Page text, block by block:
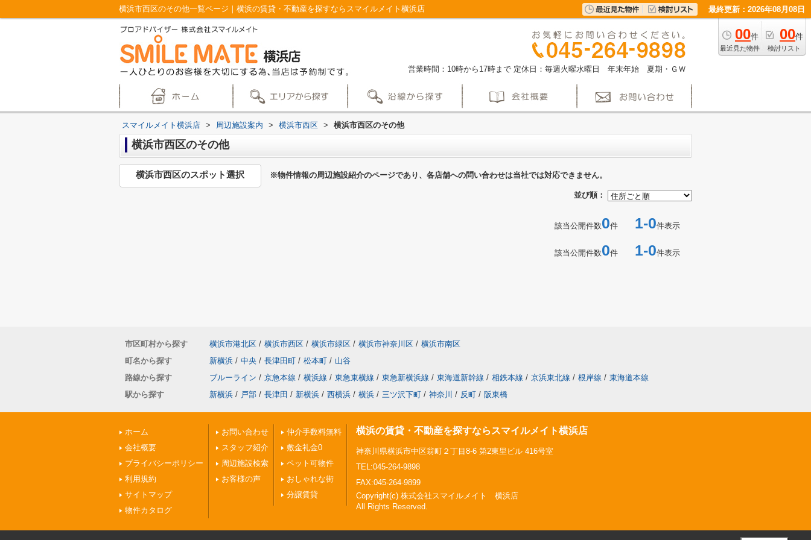
横浜市西区のその他一覧ページ｜横浜の賃貸・不動産を探すならスマイルメイト横浜店 最終更新：2026年08月08日
00件
最近見た物件
00件
検討リスト
営業時間：10時から17時まで 定休日：毎週火曜水曜日 年末年始 夏期・ＧＷ
スマイルメイト横浜店 > 周辺施設案内 > 横浜市西区 > 横浜市西区のその他
横浜市西区のその他
※物件情報の周辺施設紹介のページであり、各店舗への問い合わせは当社では対応できません。
並び順：
該当公開件数0件 1-0件表示
該当公開件数0件 1-0件表示
横浜市西区のスポット選択
市区町村から探す 横浜市港北区 / 横浜市西区 / 横浜市緑区 / 横浜市神奈川区 / 横浜市南区
町名から探す
新横浜 / 中央 / 長津田町 / 松本町 / 山谷
路線から探す
ブルーライン / 京急本線 / 横浜線 / 東急東横線 / 東急新横浜線 / 東海道新幹線 / 相鉄本線 / 京浜東北線 / 根岸線 / 東海道本線
駅から探す
新横浜 / 戸部 / 長津田 / 新横浜 / 西横浜 / 横浜 / 三ツ沢下町 / 神奈川 / 反町 / 阪東橋
ホーム
会社概要
プライバシーポリシー
利用規約
サイトマップ
物件カタログ
お問い合わせ
スタッフ紹介
周辺施設検索
お客様の声
仲介手数料無料
敷金礼金0
ペット可物件
おしゃれな街
分譲賃貸
横浜の賃貸・不動産を探すならスマイルメイト横浜店
神奈川県横浜市中区翁町２丁目8-6 第2東里ビル 416号室
TEL:045-264-9898
FAX:045-264-9899
Copyright(c) 株式会社スマイルメイト 横浜店
All Rights Reserved.